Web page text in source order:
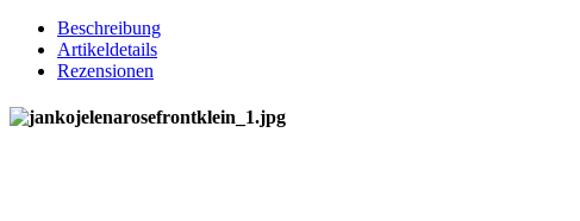
Beschreibung
Artikeldetails
Rezensionen